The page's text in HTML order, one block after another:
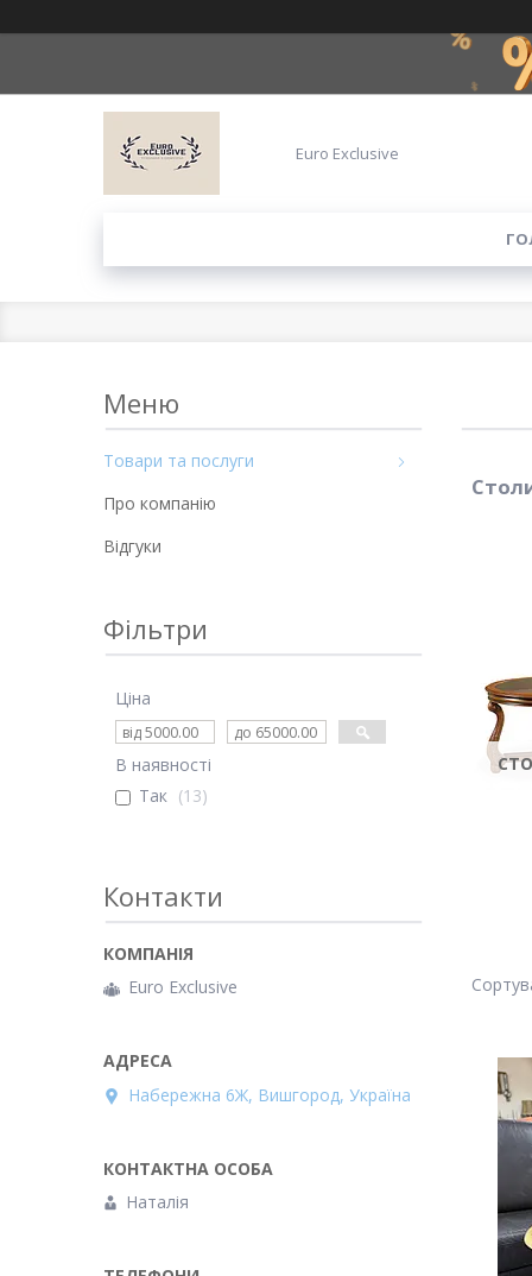
Euro Exclusive
Товари та послуги
Про компанію
Відгуки
Фільтри
Ціна
В наявності
Так
13
Контакти
Euro Exclusive
Набережна 6Ж, Вишгород, Україна
Наталія